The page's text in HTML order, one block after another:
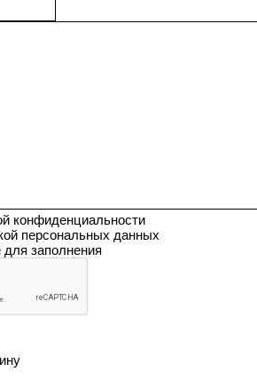
конфиденциальности
персональных данных
заполнения